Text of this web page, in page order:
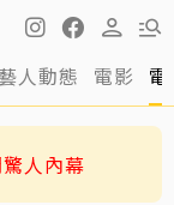
藝人動態 電影
人內幕